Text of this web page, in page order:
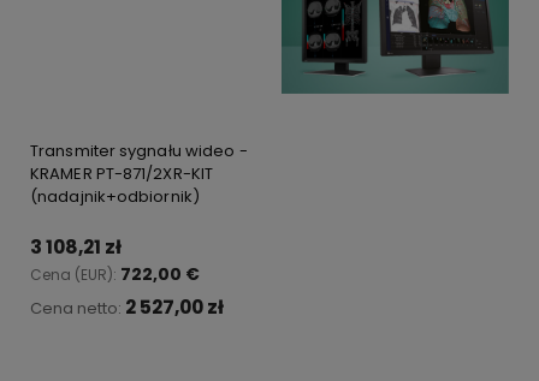
Transmiter sygnału wideo -
KRAMER PT-871/2XR-KIT
(nadajnik+odbiornik)
3 108,21 zł
Cena (EUR): 722,00 €
Cena netto: 2 527,00 zł